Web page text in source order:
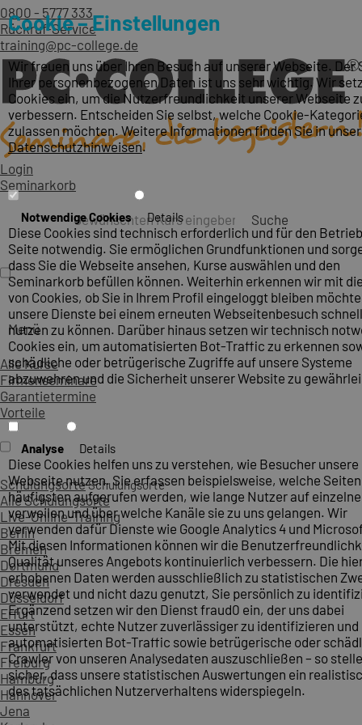
0800 - 5777 333
Rückruf-Service
training@pc-college.de
Login
Seminarkorb
Suche
Menü
Alle Kurse
Firmenseminare
Garantietermine
Vorteile
SchulungsorteSchulungsorte
Alle Schulungsorte
Live-Online-Training
Berlin
Bremen
Dortmund
Dresden
Düsseldorf
Erfurt
Essen
Frankfurt
Freiburg
Hamburg
Hannover
Jena
Cookie – Einstellungen
Wir freuen uns über Ihren Besuch auf unserer Webseite. Der
Ihrer personenbezogenen Daten ist uns sehr wichtig. Wir
Cookies ein, um die Nutzerfreundlichkeit unserer Webseite
verbessern. Entscheiden Sie selbst, welche Cookie-
zulassen möchten. Weitere Informationen finden Sie in
Datenschutzhinweisen.
Notwendige Cookies Details
Diese Cookies sind technisch erforderlich und für den
Seite notwendig. Sie ermöglichen Grundfunktionen und
dass Sie die Webseite ansehen, Kurse auswählen und den
Seminarkorb befüllen können. Weiterhin erkennen wir mit
von Cookies, ob Sie in Ihrem Profil eingeloggt bleiben
unsere Dienste bei einem erneuten Webseitenbesuch
nutzen zu können. Darüber hinaus setzen wir technisch
Cookies ein, um automatisierten Bot-Traffic zu erkennen
schädliche oder betrügerische Zugriffe auf unsere Systeme
abzuwehren und die Sicherheit unserer Website zu
Analyse Details
Diese Cookies helfen uns zu verstehen, wie Besucher unsere
Webseite nutzen. Sie erfassen beispielsweise, welche
häufigsten aufgerufen werden, wie lange Nutzer auf
verweilen und über welche Kanäle sie zu uns gelangen. Wir
verwenden dafür Dienste wie Google Analytics 4 und
Mit diesen Informationen können wir die
Qualität unseres Angebots kontinuierlich verbessern. Die
erhobenen Daten werden ausschließlich zu statistischen
verwendet und nicht dazu genutzt, Sie persönlich zu
Ergänzend setzen wir den Dienst fraud0 ein, der uns dabei
unterstützt, echte Nutzer zuverlässiger zu identifizieren und
automatisierten Bot-Traffic sowie betrügerische oder
Crawler von unseren Analysedaten auszuschließen – so
sicher, dass unsere statistischen Auswertungen ein
des tatsächlichen Nutzerverhaltens widerspiegeln.